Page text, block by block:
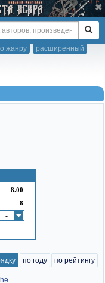
расширенный
жанру
8.00
8
-
по году по рейтингу